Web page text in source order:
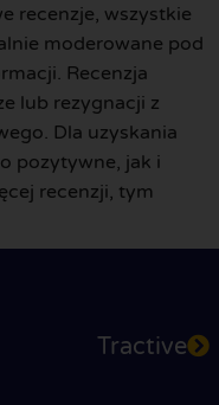
recenzje, wszystkie
moderowane pod
Recenzja
lub rezygnacji z
Dla uzyskania
pozytywne, jak i
recenzji, tym
Tractive